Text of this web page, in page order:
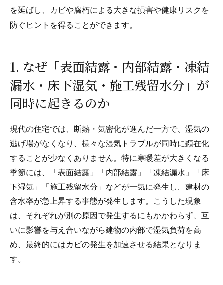
を延ばし、カビや腐朽による大きな損害や健康リスクを
防ぐヒントを得ることができます。
1. なぜ「表面結露・内部結露・凍結
漏水・床下湿気・施工残留水分」が
同時に起きるのか
現代の住宅では、断熱・気密化が進んだ一方で、湿気の
逃げ場がなくなり、様々な湿気トラブルが同時に顕在化
することが少なくありません。特に寒暖差が大きくなる
季節には、「表面結露」「内部結露」「凍結漏水」「床
下湿気」「施工残留水分」などが一気に発生し、建材の
含水率が急上昇する事態が発生します。こうした現象
は、それぞれが別の原因で発生するにもかかわらず、互
いに影響を与え合いながら建物の内部で湿気負荷を高
め、最終的にはカビの発生を加速させる結果となりま
す。